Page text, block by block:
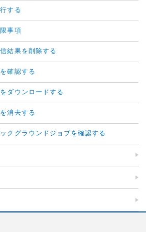
する
事項
結果を削除する
確認する
ダウンロードする
消去する
クグラウンドジョブを確認する